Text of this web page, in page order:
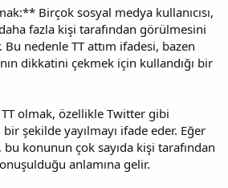
Birçok sosyal medya kullanıcısı,
fazla kişi tarafından görülmesini
Bu nedenle TT attım ifadesi, bazen
dikkatini çekmek için kullandığı bir
olmak, özellikle Twitter gibi
şekilde yayılmayı ifade eder. Eğer
konunun çok sayıda kişi tarafından
anlamına gelir.